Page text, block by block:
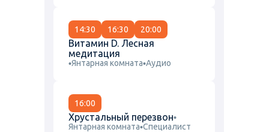
14:30 16:30 20:00
Витамин D. Лесная
медитация
Янтарная комната Аудио
16:00
Хрустальный перезвон
Янтарная комната Специалист